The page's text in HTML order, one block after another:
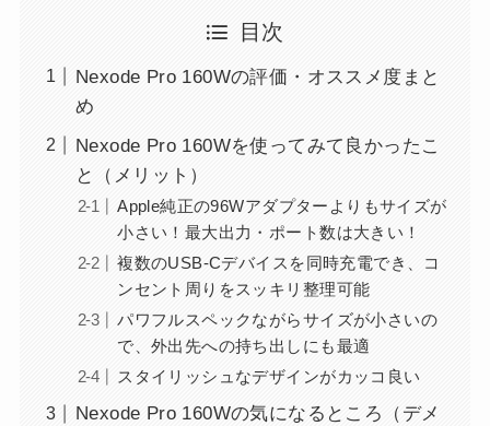
目次
Nexode Pro 160Wの評価・オススメ度まと
め
Nexode Pro 160Wを使ってみて良かったこ
と（メリット）
Apple純正の96Wアダプターよりもサイズが
小さい！最大出力・ポート数は大きい！
複数のUSB-Cデバイスを同時充電でき、コ
ンセント周りをスッキリ整理可能
パワフルスペックながらサイズが小さいの
で、外出先への持ち出しにも最適
スタイリッシュなデザインがカッコ良い
Nexode Pro 160Wの気になるところ（デメ